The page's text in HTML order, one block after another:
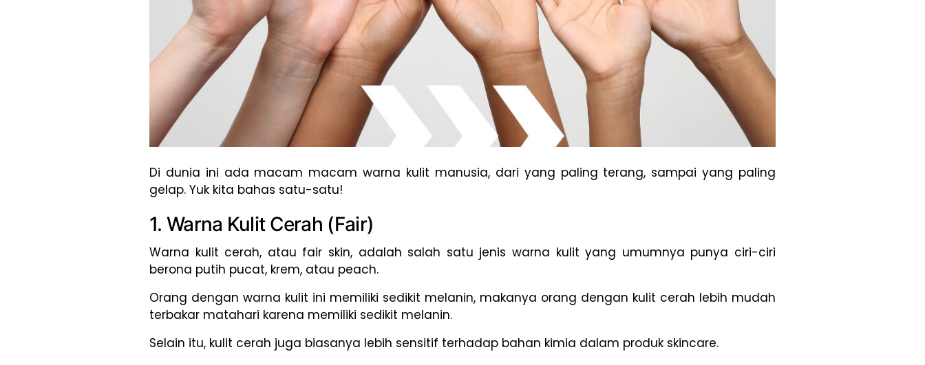
Di dunia ini ada macam macam warna kulit manusia, dari yang paling terang, sampai yang paling
gelap. Yuk kita bahas satu-satu!
1. Warna Kulit Cerah (Fair)
Warna kulit cerah, atau fair skin, adalah salah satu jenis warna kulit yang umumnya punya ciri-ciri
berona putih pucat, krem, atau peach.
Orang dengan warna kulit ini memiliki sedikit melanin, makanya orang dengan kulit cerah lebih mudah
terbakar matahari karena memiliki sedikit melanin.
Selain itu, kulit cerah juga biasanya lebih sensitif terhadap bahan kimia dalam produk skincare.